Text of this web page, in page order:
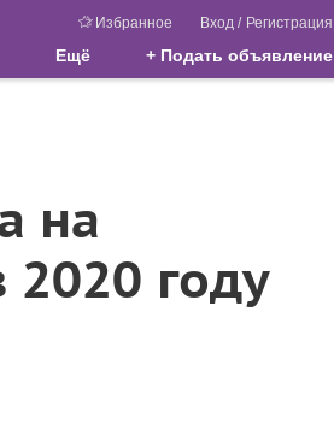
Избранное Вход / Регистрация
Ещё + Подать объявление
на
2020 году